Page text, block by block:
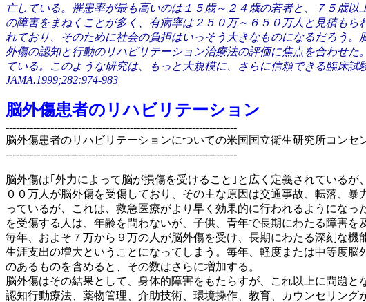
亡している。罹患率が最も高いのは１５歳～２４歳の若者と、７５歳
の障害をまねくことが多く、有病率は２５０万～６５０万人と見積も
れており、そのために社会の負担はいっそう大きなものになるだろう
外傷の認知と行動のリハビリテーション治療法の評価に焦点を合わせ
ている。このような研究は、もっと大規模に、さらに信頼できる臨床
JAMA.1999;282:974-983
脳外傷患者のリハビリテーション
-------------------------------------------------------------------
脳外傷患者のリハビリテーションについての米国国立衛生研究所コンセ
-------------------------------------------------------------------
脳外傷は｢外力によって脳が損傷を受けること｣と広く定義されている
００万人が脳外傷を受傷しており、その主な原因は交通事故、転落、
っているが、これは、救急医療がより早く効果的に行われるようにな
を受傷する人は、年齢を問わないが、子供、青年で長期にわたる障害を
毎年、およそ７万から９万の人が脳外傷を受け、長期にわたる深刻な
生涯支出の増大ということになってしまう。毎年、軽度または中等度
のあるものを含めると、その数はさらに増加する。
脳外傷はその結果として、身体的障害をもたらすが、これ以上に問題
認知行動療法、薬物管理、介助技術、環境操作、教育、カウンセリン